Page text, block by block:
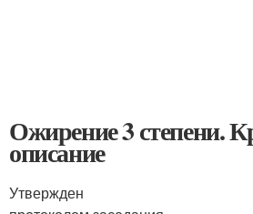
Ожирение 3 степени.
описание
Утвержден